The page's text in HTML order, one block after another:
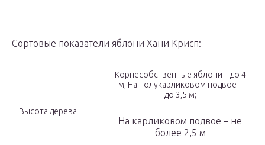
Сортовые показатели яблони Хани Крисп:
Высота дерева
Корнесобственные яблони – до 4
м; На полукарликовом подвое –
до 3,5 м;
На карликовом подвое – не
более 2,5 м